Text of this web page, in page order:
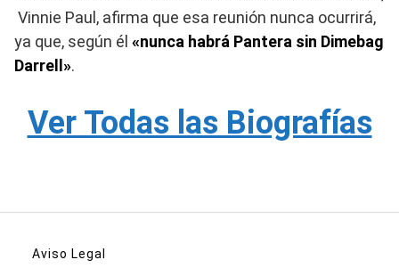
Vinnie Paul, afirma que esa reunión nunca ocurrirá,
ya que, según él «nunca habrá Pantera sin Dimebag
Darrell».
Ver Todas las Biografías
Aviso Legal